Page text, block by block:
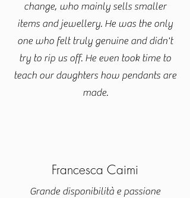
change, who mainly sells smaller
items and jewellery. He was the only
one who felt truly genuine and didn't
try to rip us off. He even took time to
teach our daughters how pendants are
made.
Francesca Caimi
Grande disponibilità e passione